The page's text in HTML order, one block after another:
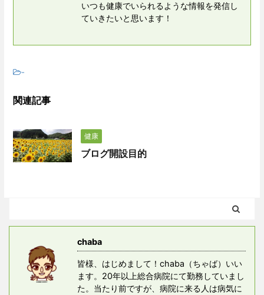
いつも健康でいられるような情報を発信し
ていきたいと思います！
-
関連記事
健康
ブログ開設目的
chaba
皆様、はじめまして！chaba（ちゃば）いい
ます。20年以上総合病院にて勤務していまし
た。当たり前ですが、病院に来る人は病気に